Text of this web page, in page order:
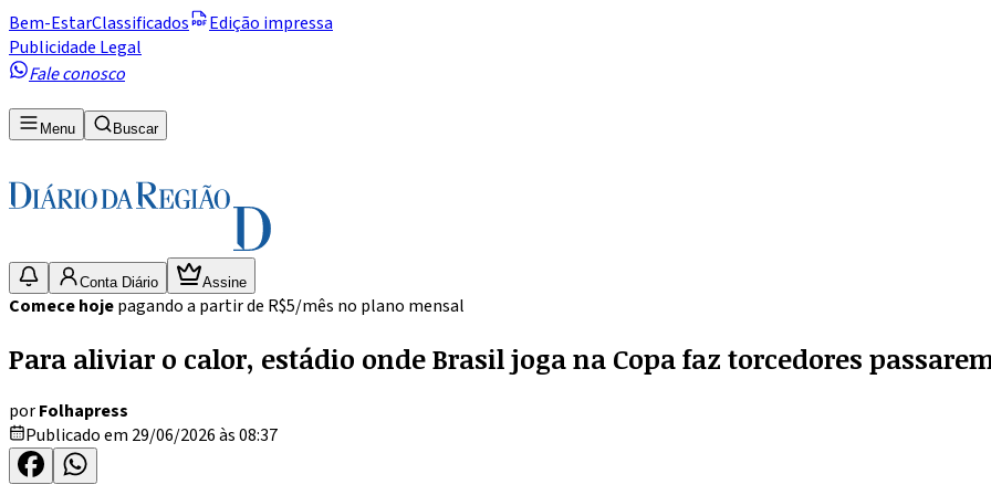
Bem-EstarClassificados
Edição impressa
Publicidade Legal
Fale conosco
Menu Buscar
Conta Diário Assine
Comece hojepagando a partir de R$5/mês no plano mensal
Para aliviar o calor, estádio onde Brasil joga na Copa faz torcedores
porFolhapress
Publicado em 29/06/2026 às 08:37